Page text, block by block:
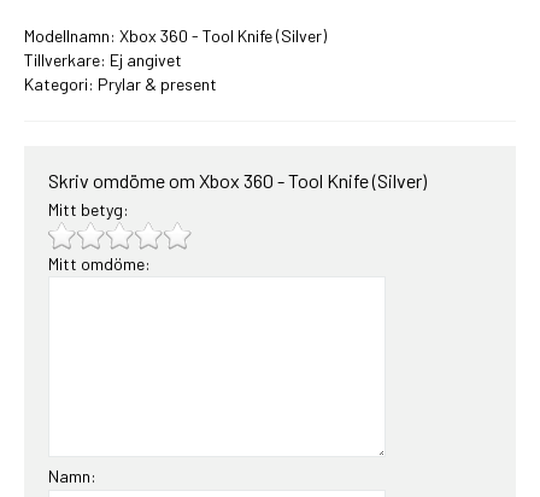
Modellnamn: Xbox 360 - Tool Knife (Silver)
Tillverkare: Ej angivet
Kategori: Prylar & present
Skriv omdöme om Xbox 360 - Tool Knife (Silver)
Mitt betyg:
Mitt omdöme:
Namn: